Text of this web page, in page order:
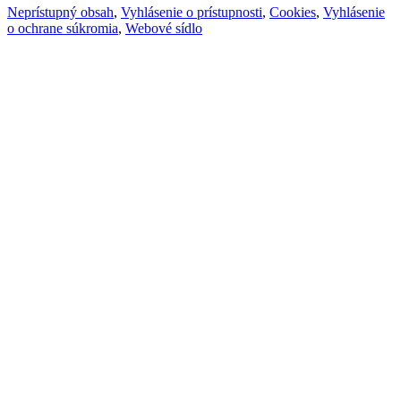
Neprístupný obsah, Vyhlásenie o prístupnosti, Cookies, Vyhlásenie
o ochrane súkromia, Webové sídlo